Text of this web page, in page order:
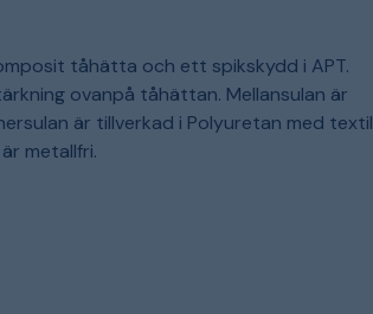
tåhätta och ett spikskydd i APT.
ovanpå tåhättan. Mellansulan är
är tillverkad i Polyuretan med textil
metallfri.